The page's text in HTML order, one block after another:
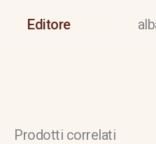
Editore
Prodotti correlati